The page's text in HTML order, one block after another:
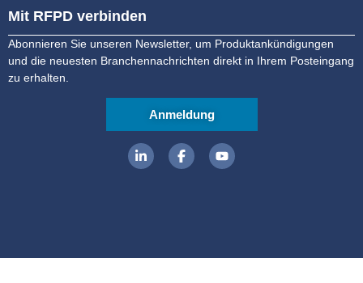
Mit RFPD verbinden
Abonnieren Sie unseren Newsletter, um Produktankündigungen
und die neuesten Branchennachrichten direkt in Ihrem Posteingang
zu erhalten.
Anmeldung